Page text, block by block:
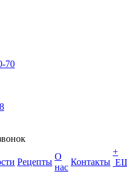
70
Рецепты
О
нас
Контакты
+